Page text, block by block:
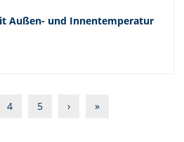
Außen- und Innentemperatur
4 5 › »